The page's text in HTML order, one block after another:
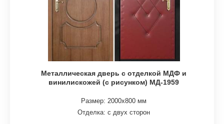
Металлическая дверь с отделкой МДФ и
винилискожей (с рисунком) МД-1959
Размер: 2000х800 мм
Отделка: с двух сторон